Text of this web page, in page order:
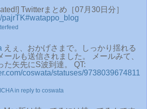
Twitterまとめ［07月30日分］
pajrTK#watappo_blog
えぇ、おかげさまで。しっかり揺れる
ールも送信されました。 メールみて、
た矢先にS波到達。 QT:
coswata/statuses/9738039674811
in reply to coswata